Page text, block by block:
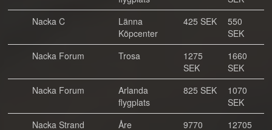
Nacka C
Länna
Köpcenter
425 SEK
550
SEK
Nacka Forum
Trosa
1275
SEK
1660
SEK
Nacka Forum
Arlanda
flygplats
825 SEK
1070
SEK
Nacka Strand
Åre
9770
12705